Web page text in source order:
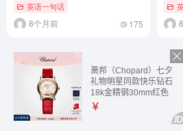
英语一句话
8个月前 175